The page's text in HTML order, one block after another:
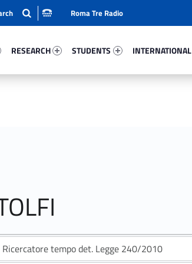
RESEARCH
STUDENTS
INTERNATIONAL
Roma Tre Radio
Ricercatore tempo det. Legge 240/2010